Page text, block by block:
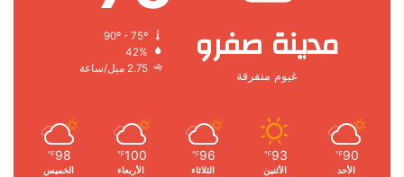
مدينة صفرو
غيوم متفرقة
42%
2.75 ميل/ساعة
90
℉
الأحد
93
℉
الأثنين
96
℉
الثلاثاء
100
℉
الأربعاء
98
℉
الخميس